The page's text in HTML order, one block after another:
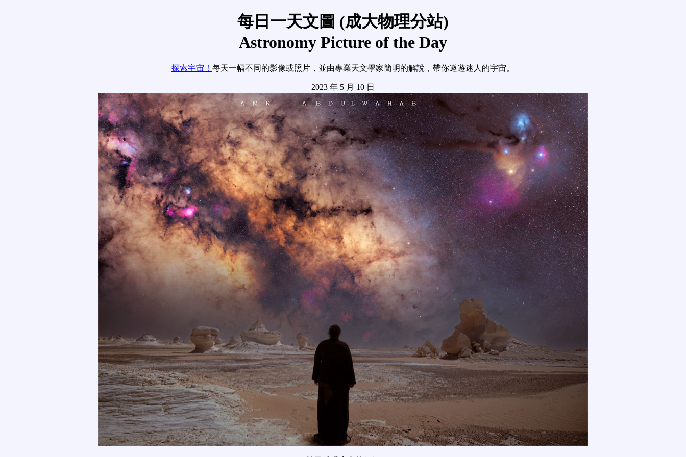
每日一天文圖 (成大物理分站)
Astronomy Picture of the Day
探索宇宙！ 每天一幅不同的影像或照片，並由專業天文學家簡明的解說，帶你遨遊迷人的宇宙。
2023 年 5 月 10 日